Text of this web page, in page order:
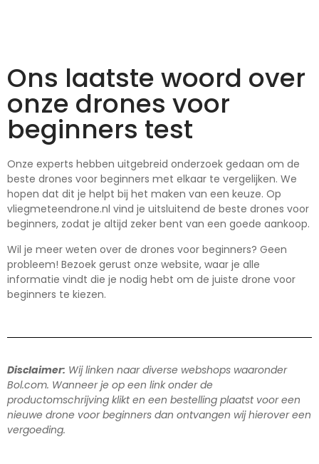
Ons laatste woord over
onze drones voor
beginners test
Onze experts hebben uitgebreid onderzoek gedaan om de
beste drones voor beginners met elkaar te vergelijken. We
hopen dat dit je helpt bij het maken van een keuze. Op
vliegmeteendrone.nl vind je uitsluitend de beste drones voor
beginners, zodat je altijd zeker bent van een goede aankoop.
Wil je meer weten over de drones voor beginners? Geen
probleem! Bezoek gerust onze website, waar je alle
informatie vindt die je nodig hebt om de juiste drone voor
beginners te kiezen.
Disclaimer: Wij linken naar diverse webshops waaronder
Bol.com. Wanneer je op een link onder de
productomschrijving klikt en een bestelling plaatst voor een
nieuwe drone voor beginners dan ontvangen wij hierover een
vergoeding.